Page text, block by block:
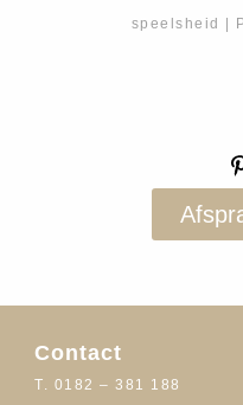
speelsheid |
Contact
T. 0182 – 381 188